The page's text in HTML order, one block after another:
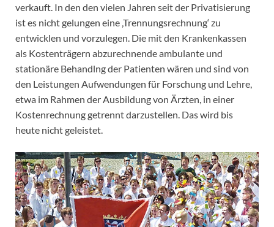
verkauft. In den den vielen Jahren seit der Privatisierung
ist es nicht gelungen eine ‚Trennungsrechnung‘ zu
entwicklen und vorzulegen. Die mit den Krankenkassen
als Kostenträgern abzurechnende ambulante und
stationäre Behandlng der Patienten wären und sind von
den Leistungen Aufwendungen für Forschung und Lehre,
etwa im Rahmen der Ausbildung von Ärzten, in einer
Kostenrechnung getrennt darzustellen. Das wird bis
heute nicht geleistet.